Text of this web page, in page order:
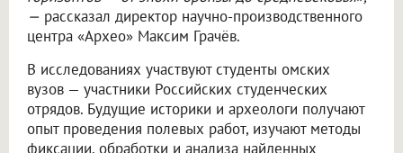
— рассказал директор научно-производственного
центра «Архео» Максим Грачёв.
В исследованиях участвуют студенты омских
вузов — участники Российских студенческих
отрядов. Будущие историки и археологи получают
опыт проведения полевых работ, изучают методы
фиксации, обработки и анализа найденных